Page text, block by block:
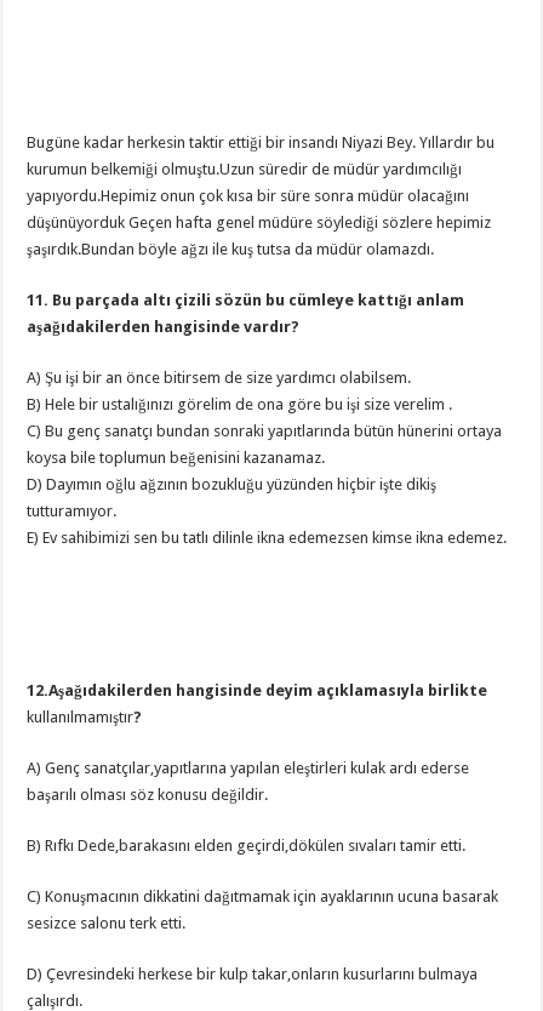
Bugüne kadar herkesin taktir ettiği bir insandı Niyazi Bey. Yıllardır bu
kurumun belkemiği olmuştu.Uzun süredir de müdür yardımcılığı
yapıyordu.Hepimiz onun çok kısa bir süre sonra müdür olacağını
düşünüyorduk Geçen hafta genel müdüre söylediği sözlere hepimiz
şaşırdık.Bundan böyle ağzı ile kuş tutsa da müdür olamazdı.
11. Bu parçada altı çizili sözün bu cümleye kattığı anlam
aşağıdakilerden hangisinde vardır?
A) Şu işi bir an önce bitirsem de size yardımcı olabilsem.
B) Hele bir ustalığınızı görelim de ona göre bu işi size verelim .
C) Bu genç sanatçı bundan sonraki yapıtlarında bütün hünerini ortaya
koysa bile toplumun beğenisini kazanamaz.
D) Dayımın oğlu ağzının bozukluğu yüzünden hiçbir işte dikiş
tutturamıyor.
E) Ev sahibimizi sen bu tatlı dilinle ikna edemezsen kimse ikna edemez.
12.Aşağıdakilerden hangisinde deyim açıklamasıyla birlikte
kullanılmamıştır?
A) Genç sanatçılar,yapıtlarına yapılan eleştirleri kulak ardı ederse
başarılı olması söz konusu değildir.
B) Rıfkı Dede,barakasını elden geçirdi,dökülen sıvaları tamir etti.
C) Konuşmacının dikkatini dağıtmamak için ayaklarının ucuna basarak
sesizce salonu terk etti.
D) Çevresindeki herkese bir kulp takar,onların kusurlarını bulmaya
çalışırdı.